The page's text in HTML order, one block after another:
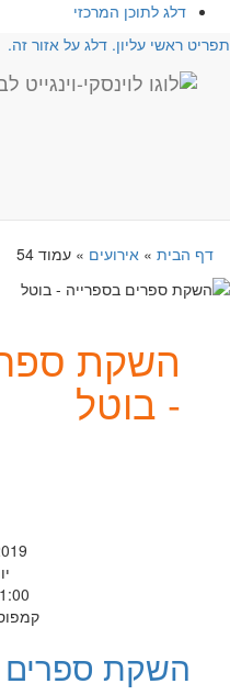
דלג לתוכן המרכזי
ראשי עליון. דלג על אזור זה.
דף הבית» אירועים» עמוד 54
השקת
- בוטל
השקת ספרים